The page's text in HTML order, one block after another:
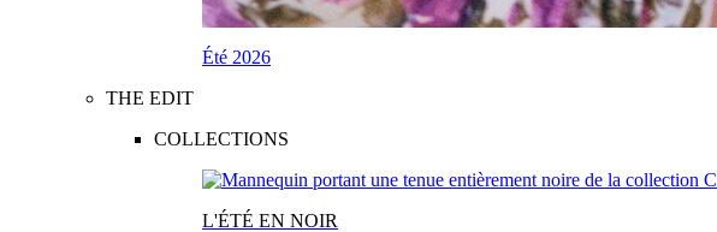
Été 2026
THE EDIT
COLLECTIONS
L'ÉTÉ EN NOIR